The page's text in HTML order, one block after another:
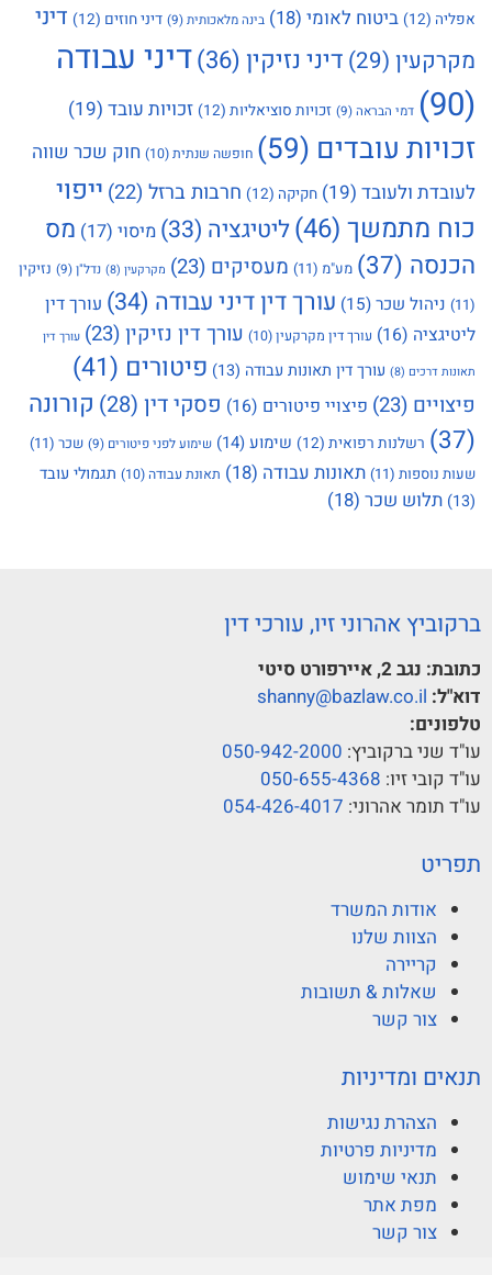
אפליה (12) ביטוח לאומי (18) בינה מלאכותית(9) דיני חוזים (12)
דיני
מקרקעין (29) דיני נזיקין (36)
דיני עבודה
(90)
דמי הבראה(9) זכויות סוציאליות (12) זכויות עובד (19)
זכויות עובדים (59) חופשה שנתית(10)
חוק שכר שווה
לעובדת ולעובד (19) חקיקה (12) חרבות ברזל (22)
ייפוי
כוח מתמשך (46) ליטיגציה (33) מיסוי (17)
מס
הכנסה (37) מע"מ (11) מעסיקים (23) מקרקעין (8) נדל"ן(9)
נזיקין
(11)
ניהול שכר(15) עורך דין דיני עבודה (34)
עורך דין
ליטיגציה (16) עורך דין מקרקעין(10) עורך דין נזיקין(23) עורך דין
תאונות דרכים (8) עורך דין תאונות עבודה (13) פיטורים (41)
פיצויים (23) פיצויי פיטורים (16) פסקי דין (28)
קורונה
(37)
רשלנות רפואית (12) שימוע(14) שימוע לפני פיטורים (9) שכר (11)
שעות נוספות (11) תאונות עבודה (18) תאונת עבודה (10)
תגמולי עובד
(13)
תלוש שכר (18)
ברקוביץ אהרוני זיו, עורכי דין
כתובת: נגב 2, איירפורט סיטי
דוא"ל: shanny@bazlaw.co.il
טלפונים:
עו"ד שני ברקוביץ: 050-942-2000
עו"ד קובי זיו: 050-655-4368
עו"ד תומר אהרוני: 054-426-4017
תפריט
אודות המשרד
הצוות שלנו
קריירה
שאלות & תשובות
צור קשר
תנאים ומדיניות
הצהרת נגישות
מדיניות פרטיות
תנאי שימוש
מפת אתר
צור קשר